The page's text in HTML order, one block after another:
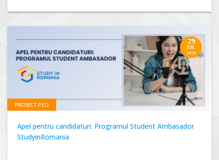
29
JUL
2026
PROIECT PEO
Apel pentru candidaturi: Programul Student Ambasador
StudyinRomania